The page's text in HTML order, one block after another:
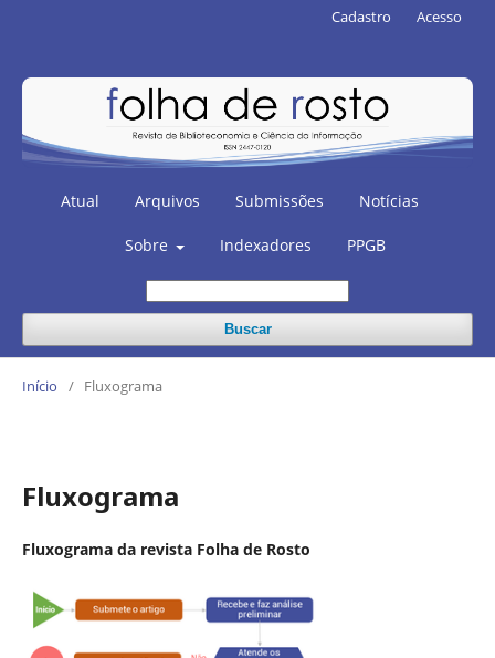
Atual Arquivos Submissões Notícias
Sobre Indexadores PPGB
Buscar
Cadastro Acesso
Início / Fluxograma
Fluxograma
Fluxograma da revista Folha de Rosto